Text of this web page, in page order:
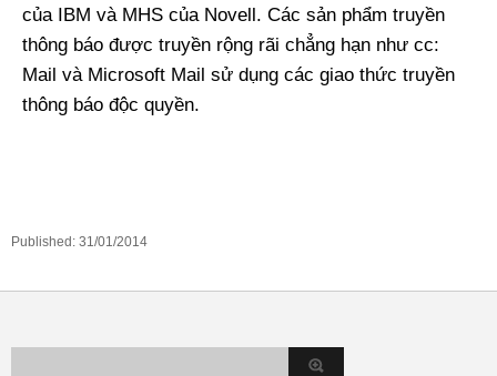
của IBM và MHS của Novell. Các sản phẩm truyền
thông báo được truyền rộng rãi chẳng hạn như cc:
Mail và Microsoft Mail sử dụng các giao thức truyền
thông báo độc quyền.
Published: 31/01/2014